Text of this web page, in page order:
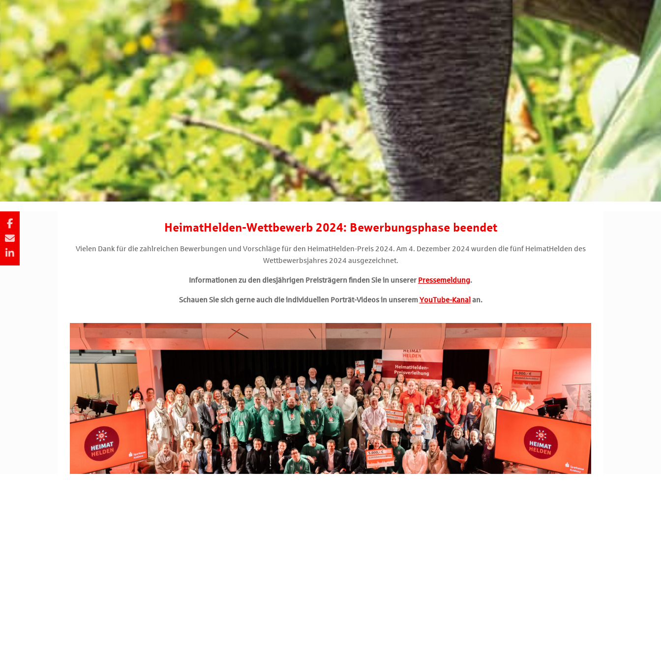
HeimatHelden-Wettbewerb 2024: Bewerbungsphase beendet
Vielen Dank für die zahlreichen Bewerbungen und Vorschläge für den HeimatHelden-Preis 2024. Am 4. Dezember 2024 wurden die fünf HeimatHelden des
Wettbewerbsjahres 2024 ausgezeichnet.
Informationen zu den diesjährigen Preisträgern finden Sie in unserer Pressemeldung.
Schauen Sie sich gerne auch die individuellen Porträt-Videos in unseremYouTube-Kanal an.